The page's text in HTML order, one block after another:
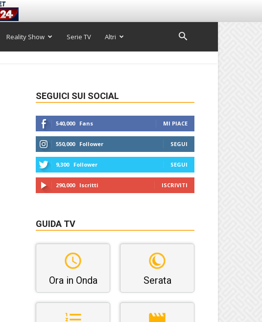
Reality Show Serie TV Altri
SEGUICI SUI SOCIAL
540,000 Fans MI PIACE
550,000 Follower SEGUI
9,300 Follower SEGUI
290,000 Iscritti ISCRIVITI
GUIDA TV
Ora in Onda Serata